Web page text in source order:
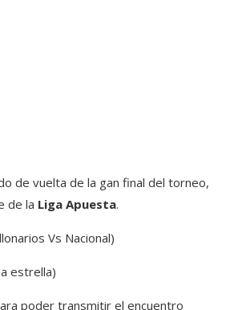
de vuelta de la gan final del torneo,
de la Liga Apuesta.
Vs Nacional)
estrella)
poder transmitir el encuentro